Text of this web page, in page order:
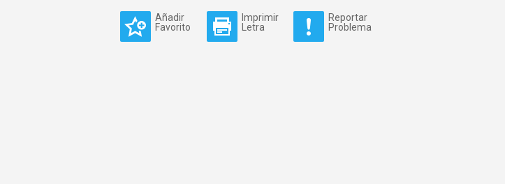
Añadir
Favorito
Imprimir
Letra
Reportar
Problema